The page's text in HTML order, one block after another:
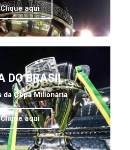
Clique aqui
DO BRASIL
da Copa Milionária
Clique aqui